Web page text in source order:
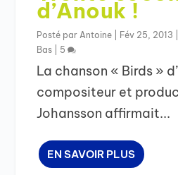
d’Anouk !
Posté par Antoine Fév 25, 2013
Bas
5
La chanson « Birds »
compositeur et
Johansson affirmait...
EN SAVOIR PLUS